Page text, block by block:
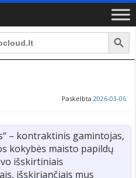
Search Button
Paskelbta 2026-03-06
– kontraktinis gamintojas,
kokybės maisto papildų
išskirtiniais
išskiriančiais mus